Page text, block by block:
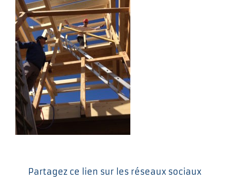
Partagez ce lien sur les réseaux sociaux